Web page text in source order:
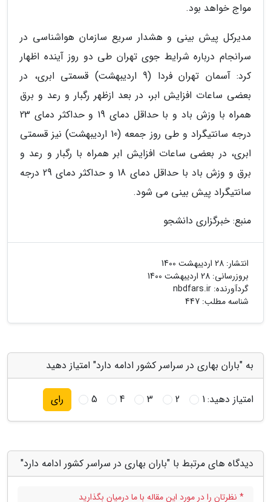
مواج خواهد بود.
مدیرکل پیش بینی و هشدار سریع سازمان هواشناسی در
سرانجام درباره شرایط جوی تهران طی دو روز آینده اظهار
کرد: آسمان تهران فردا (9 اردیبهشت) قسمتی ابری، در
بعضی ساعات افزایش ابر، در بعد ازظهر رگبار و رعد و برق
همراه با وزش باد و با حداقل دمای 19 و حداکثر دمای 23
درجه سانتیگراد و طی روز جمعه (10 اردیبهشت) نیز قسمتی
ابری، در بعضی ساعات افزایش ابر همراه با رگبار و رعد و
برق و وزش باد با حداقل دمای 18 و حداکثر دمای 29 درجه
سانتیگراد پیش بینی می شود.
منبع: خبرگزاری دانشجو
انتشار: 28 اردیبهشت 1400
بروزرسانی: 28 اردیبهشت 1400
گردآورنده: nbdfars.ir
شناسه مطلب: 447
به "باران بهاری در سراسر کشور ادامه دارد" امتیاز دهید
امتیاز دهید:1
2
3
4
5 رای
دیدگاه های مرتبط با "باران بهاری در سراسر کشور ادامه دارد"
* نظرتان را در مورد این مقاله با ما درمیان بگذارید